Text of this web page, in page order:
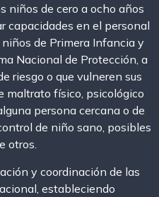
niños de cero a ocho años
capacidades en el personal
de Primera Infancia y
Nacional de Protección, a
riesgo o que vulneren sus
maltrato físico, psicológico
persona cercana o de
de niño sano, posibles
otros.
y coordinación de las
estableciendo